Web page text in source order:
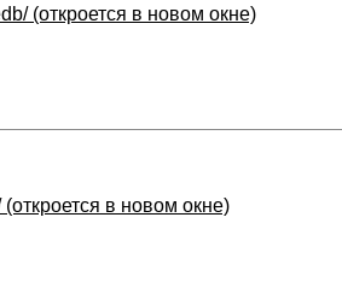
(откроется в новом окне)
в новом окне)